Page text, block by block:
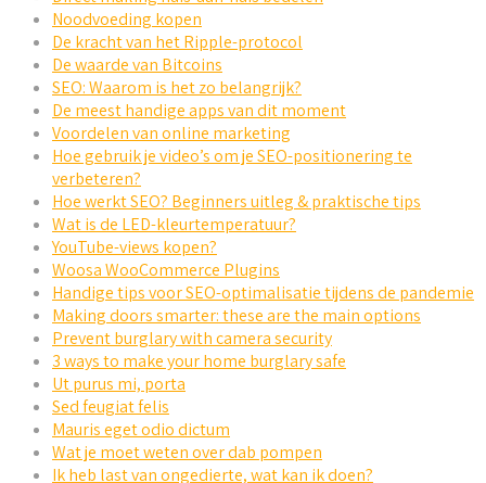
Noodvoeding kopen
De kracht van het Ripple-protocol
De waarde van Bitcoins
SEO: Waarom is het zo belangrijk?
De meest handige apps van dit moment
Voordelen van online marketing
Hoe gebruik je video’s om je SEO-positionering te
verbeteren?
Hoe werkt SEO? Beginners uitleg & praktische tips
Wat is de LED-kleurtemperatuur?
YouTube-views kopen?
Woosa WooCommerce Plugins
Handige tips voor SEO-optimalisatie tijdens de pandemie
Making doors smarter: these are the main options
Prevent burglary with camera security
3 ways to make your home burglary safe
Ut purus mi, porta
Sed feugiat felis
Mauris eget odio dictum
Wat je moet weten over dab pompen
Ik heb last van ongedierte, wat kan ik doen?